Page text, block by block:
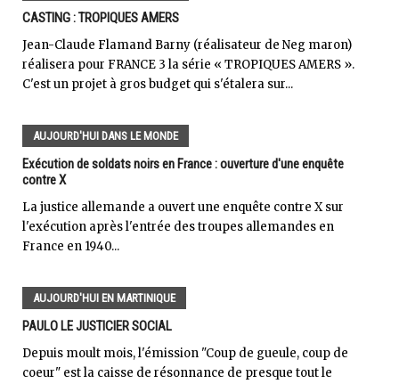
CASTING : TROPIQUES AMERS
Jean-Claude Flamand Barny (réalisateur de Neg maron)
réalisera pour FRANCE 3 la série « TROPIQUES AMERS ».
C'est un projet à gros budget qui s'étalera sur...
AUJOURD'HUI DANS LE MONDE
Exécution de soldats noirs en France : ouverture d'une enquête
contre X
La justice allemande a ouvert une enquête contre X sur
l'exécution après l'entrée des troupes allemandes en
France en 1940...
AUJOURD'HUI EN MARTINIQUE
PAULO LE JUSTICIER SOCIAL
Depuis moult mois, l'émission "Coup de gueule, coup de
coeur" est la caisse de résonnance de presque tout le